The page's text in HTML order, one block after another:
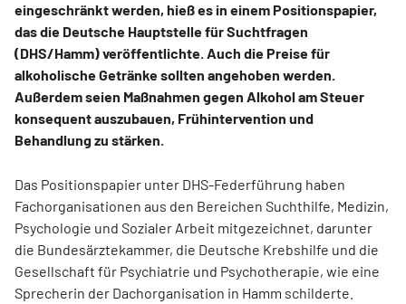
eingeschränkt werden, hieß es in einem Positionspapier,
das die Deutsche Hauptstelle für Suchtfragen
(DHS/Hamm) veröffentlichte. Auch die Preise für
alkoholische Getränke sollten angehoben werden.
Außerdem seien Maßnahmen gegen Alkohol am Steuer
konsequent auszubauen, Frühintervention und
Behandlung zu stärken.
Das Positionspapier unter DHS-Federführung haben
Fachorganisationen aus den Bereichen Suchthilfe, Medizin,
Psychologie und Sozialer Arbeit mitgezeichnet, darunter
die Bundesärztekammer, die Deutsche Krebshilfe und die
Gesellschaft für Psychiatrie und Psychotherapie, wie eine
Sprecherin der Dachorganisation in Hamm schilderte.